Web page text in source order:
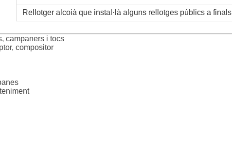
Rellotger alcoià que instal·là alguns rellotges públics a
campaners i tocs
compositor